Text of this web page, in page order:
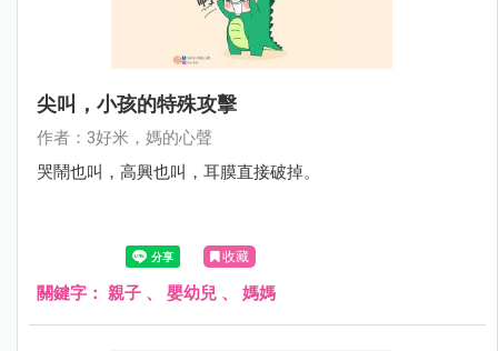
尖叫，小孩的特殊攻擊
作者：3好米，媽的心聲
哭鬧也叫，高興也叫，耳膜直接破掉。
收藏
關鍵字： 親子 、 嬰幼兒 、 媽媽